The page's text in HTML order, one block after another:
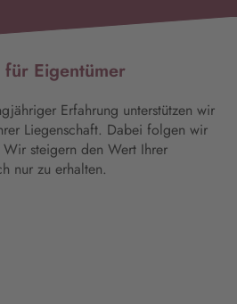
für Eigentümer
Erfahrung unterstützen wir
Liegenschaft. Dabei folgen wir
steigern den Wert Ihrer
nur zu erhalten.